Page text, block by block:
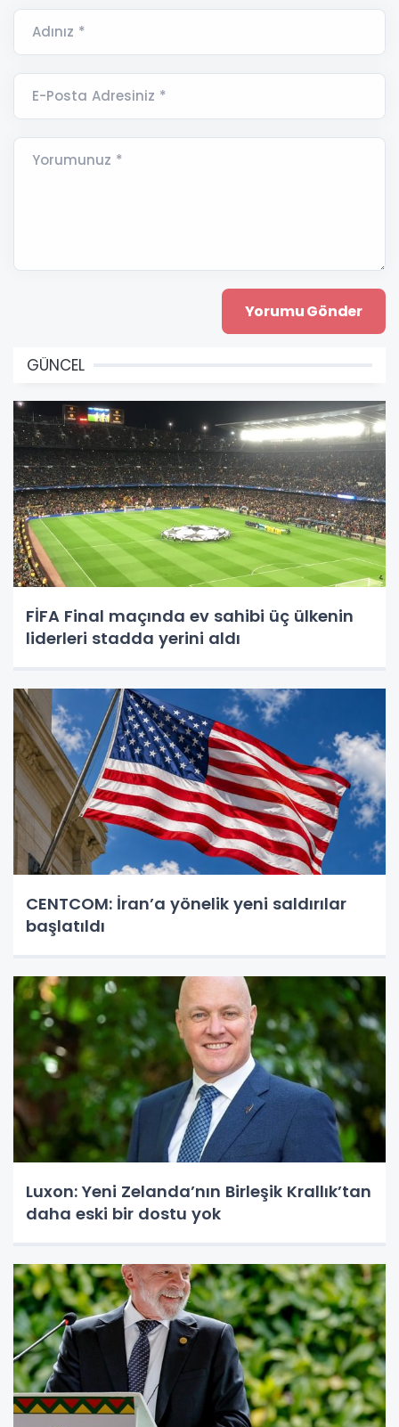
Adınız *
E-Posta Adresiniz *
Yorumunuz *
GÜNCEL
FİFA Final maçında ev sahibi üç ülkenin
liderleri stadda yerini aldı
CENTCOM: İran’a yönelik yeni saldırılar
başlatıldı
Luxon: Yeni Zelanda’nın Birleşik Krallık’tan
daha eski bir dostu yok